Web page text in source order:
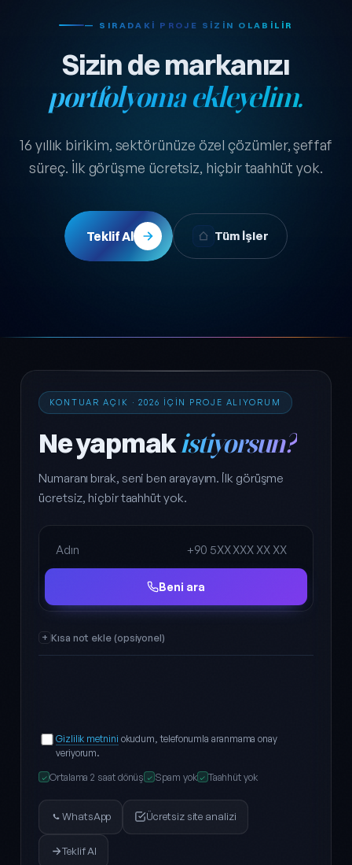
— SIRADAKI PROJE SIZIN OLABILIR
Sizin de markanızı
portfolyoma ekleyelim.
16 yıllık birikim, sektörünüze özel çözümler, şeffaf
süreç. İlk görüşme ücretsiz, hiçbir taahhüt yok.
Teklif Al Tüm İşler
KONTUAR AÇIK · 2026 IÇIN PROJE ALIYORUM
Ne yapmakistiyorsun?
Numaranı bırak, seni ben arayayım. İlk görüşme
ücretsiz, hiçbir taahhüt yok.
Ad Soyad
Telefon
Beni ara
Kısa not ekle (opsiyonel)
Gizlilik metnini okudum, telefonumla aranmama onay
veriyorum.
✓ Ortalama 2 saat dönüş ✓ Spam yok ✓ Taahhüt yok
WhatsApp Ücretsiz site analizi
Teklif Al